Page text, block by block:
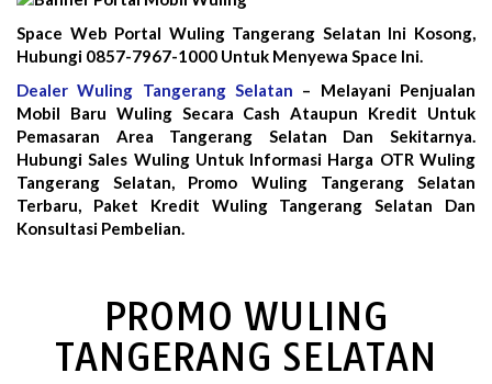
Space Web Portal Wuling Tangerang Selatan Ini Kosong,
Hubungi 0857-7967-1000 Untuk Menyewa Space Ini.
Dealer Wuling Tangerang Selatan – Melayani Penjualan
Mobil Baru Wuling Secara Cash Ataupun Kredit Untuk
Pemasaran Area Tangerang Selatan Dan Sekitarnya.
Hubungi Sales Wuling Untuk Informasi Harga OTR Wuling
Tangerang Selatan, Promo Wuling Tangerang Selatan
Terbaru, Paket Kredit Wuling Tangerang Selatan Dan
Konsultasi Pembelian.
PROMO WULING
TANGERANG SELATAN